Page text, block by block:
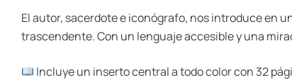
El autor, sacerdote e iconógrafo, nos introduce en
trascendente. Con un lenguaje accesible y una
Incluye un inserto central a todo color con 32